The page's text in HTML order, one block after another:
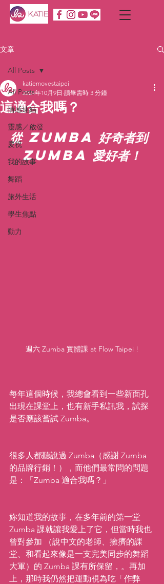
文章
All Posts
情感連結
靈感／啟發
慶祝
我的故事
舞蹈
旅外生活
學生焦點
動力
All Posts
這適合我嗎？
katiemovestaipei
2024年10月9日 讀畢需時 3 分鐘
從 Zumba 好奇者到
Zumba 愛好者！
週六 Zumba 實體課 at Flow Taipei !
每年這個時候，我總會看到一些新面孔
出現在課堂上，也有新手私訊我，試探
是否應該嘗試 Zumba。
很多人都聽說過 Zumba（感謝 Zumba
的品牌行銷！），而他們最常問的問題
是：「Zumba 適合我嗎？」
妳知道我的故事，在多年前的第一堂
Zumba 課就讓我愛上了它，但當時我也
曾對參加 （說中文的老師、擁擠的課
堂、和看起來像是一支完美同步的舞蹈
大軍）的 Zumba 課有所保留，。再加
上，那時我仍然把運動視為吃「作弊